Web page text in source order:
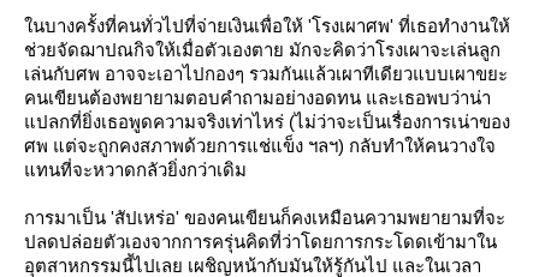
นบางครั้งที่คนทั่วไปที่จ่ายเงินเพื่อให้ 'โรงเผาศพ' ที่เธอทำงานให้
ช่วยจัดฌาปณกิจให้เมื่อตัวเองตาย มักจะคิดว่าโรงเผาจะเล่นลูก
เล่นกับศพ อาจจะเอาไปกองๆ รวมกันแล้วเผาทีเดียวแบบเผาขยะ
คนเขียนต้องพยายามตอบคำถามอย่างอดทน และเธอพบว่าน่า
ปลกที่ยิ่งเธอพูดความจริงเท่าไหร่ (ไม่ว่าจะเป็นเรื่องการเน่าของ
ศพ แต่จะถูกคงสภาพด้วยการแช่แข็ง ฯลฯ) กลับทำให้คนวางใจ
ทนที่จะหวาดกลัวยิ่งกว่าเดิม
การมาเป็น 'สัปเหร่อ' ของคนเขียนก็คงเหมือนความพยายามที่จะ
ปลดปล่อยตัวเองจากการครุ่นคิดที่ว่าโดยการกระโดดเข้ามาใน
อุตสาหกรรมนี้ไปเลย เผชิญหน้ากับมันให้รู้กันไป และในเวลา